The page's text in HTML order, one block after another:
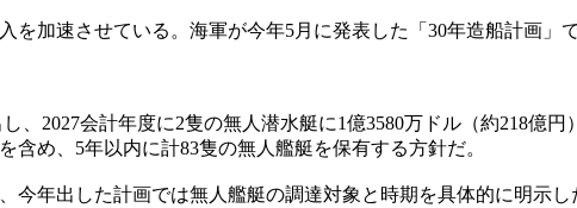
加速させている。海軍が今年5月に発表した「30年造船計画」
、2027会計年度に2隻の無人潜水艇に1億3580万ドル（約218億
め、5年以内に計83隻の無人艦艇を保有する方針だ。
今年出した計画では無人艦艇の調達対象と時期を具体的に明示